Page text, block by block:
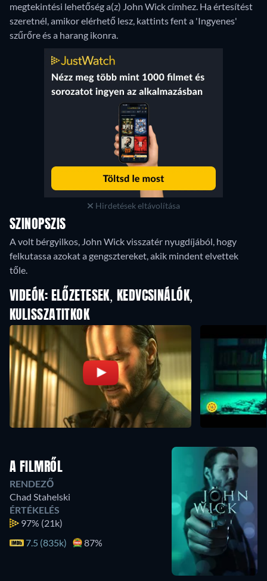
megtekintési lehetőség a(z) John Wick címhez. Ha értesítést
szeretnél, amikor elérhető lesz, kattints fent a 'Ingyenes'
szűrőre és a harang ikonra.
Hirdetések eltávolítása
SZINOPSZIS
A volt bérgyilkos, John Wick visszatér nyugdíjából, hogy
felkutassa azokat a gengsztereket, akik mindent elvettek
tőle.
VIDEÓK: ELŐZETESEK, KEDVCSINÁLÓK,
KULISSZATITKOK
A FILMRŐL
RENDEZŐ
Chad Stahelski
ÉRTÉKELÉS
97% (21k)
7.5 (835k)
87%